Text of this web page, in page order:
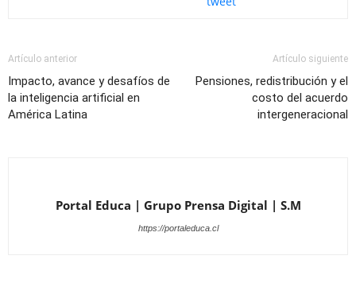
Artículo anterior
Impacto, avance y desafíos de
la inteligencia artificial en
América Latina
Artículo siguiente
Pensiones, redistribución y el
costo del acuerdo
intergeneracional
Portal Educa | Grupo Prensa Digital | S.M
https://portaleduca.cl